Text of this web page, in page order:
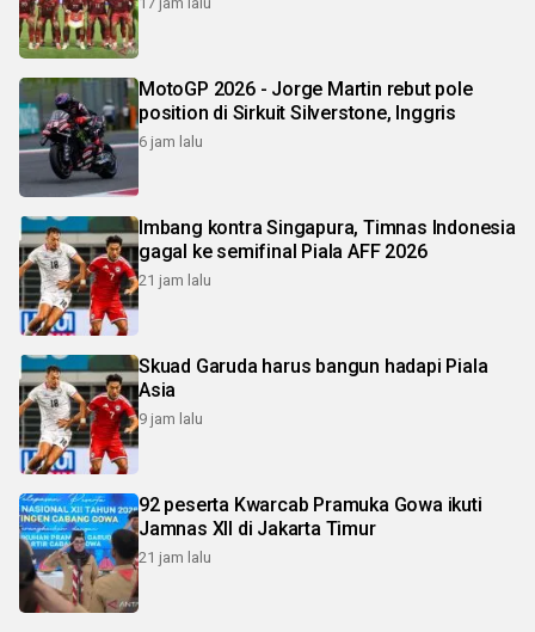
MotoGP 2026 - Jorge Martin rebut pole
position di Sirkuit Silverstone, Inggris
6 jam lalu
Imbang kontra Singapura, Timnas Indonesia
gagal ke semifinal Piala AFF 2026
21 jam lalu
Skuad Garuda harus bangun hadapi Piala
Asia
9 jam lalu
92 peserta Kwarcab Pramuka Gowa ikuti
Jamnas XII di Jakarta Timur
21 jam lalu